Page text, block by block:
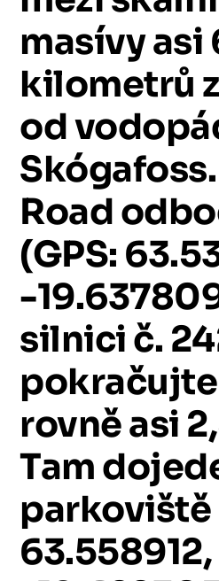
masívyasi
kilometrů
od
Skógafoss.
Road
(GPS:
-
silnicič.
pokračujte
rovněasi
Tam
parkoviště
63.558912,